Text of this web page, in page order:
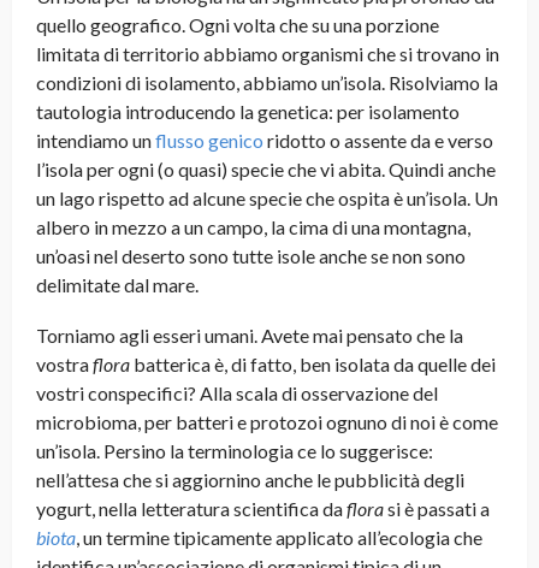
quello geografico. Ogni volta che su una porzione
limitata di territorio abbiamo organismi che si trovano in
condizioni di isolamento, abbiamo un’isola. Risolviamo la
tautologia introducendo la genetica: per isolamento
intendiamo unflusso genico ridotto o assente da e verso
l’isola per ogni (o quasi) specie che vi abita. Quindi anche
un lago rispetto ad alcune specie che ospita è un’isola. Un
albero in mezzo a un campo, la cima di una montagna,
un’oasi nel deserto sono tutte isole anche se non sono
delimitate dal mare.
Torniamo agli esseri umani. Avete mai pensato che la
vostraflora batterica è, di fatto, ben isolata da quelle dei
vostri conspecifici? Alla scala di osservazione del
microbioma, per batteri e protozoi ognuno di noi è come
un’isola. Persino la terminologia ce lo suggerisce:
nell’attesa che si aggiornino anche le pubblicità degli
yogurt, nella letteratura scientifica daflorasi è passati a
biota, un termine tipicamente applicato all’ecologia che